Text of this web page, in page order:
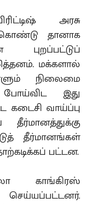
அரசு
கொண்டு தானாக
புறப்பட்டுப்
மக்களால்
நிலைமை
இது
கடைசி வாய்ப்பு
தீர்மானங்கள்
பட்டன.
காங்கிரஸ்